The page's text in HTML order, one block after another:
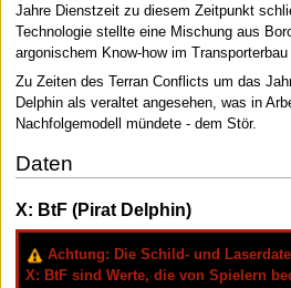
Jahre Dienstzeit zu diesem Zeitpunkt
Technologie stellte eine Mischung aus
argonischem Know-how im Transporterbau
Zu Zeiten des Terran Conflicts um das
Delphin als veraltet angesehen, was in
Nachfolgemodell mündete - dem Stör.
Daten
X: BtF (Pirat Delphin)
Achtung: Die Schild- und
X: BtF sind Werte, die von Spielern